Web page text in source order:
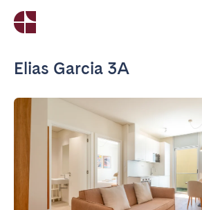
Elias Garcia 3A